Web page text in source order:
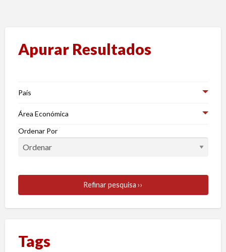
Apurar Resultados
País
Área Económica
Ordenar Por
Refinar pesquisa ››
Tags